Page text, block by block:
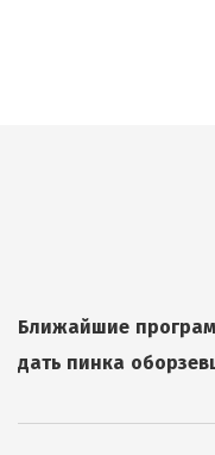
Ближайшие
дать пинка